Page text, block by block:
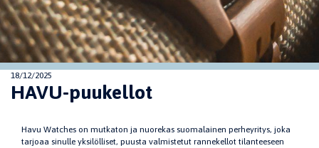
18/12/2025
HAVU-puukellot
Havu Watches on mutkaton ja nuorekas suomalainen perheyritys, joka
tarjoaa sinulle yksilölliset, puusta valmistetut rannekellot tilanteeseen